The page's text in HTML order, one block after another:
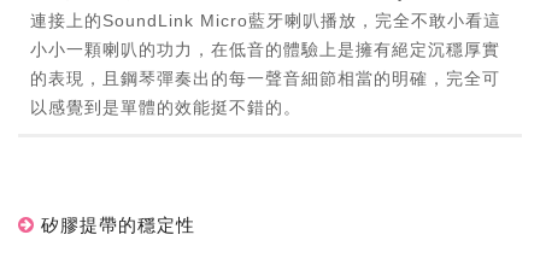
連接上的SoundLink Micro藍牙喇叭播放，完全不敢小看這
小小一顆喇叭的功力，在低音的體驗上是擁有絕定沉穩厚實
的表現，且鋼琴彈奏出的每一聲音細節相當的明確，完全可
以感覺到是單體的效能挺不錯的。
矽膠提帶的穩定性